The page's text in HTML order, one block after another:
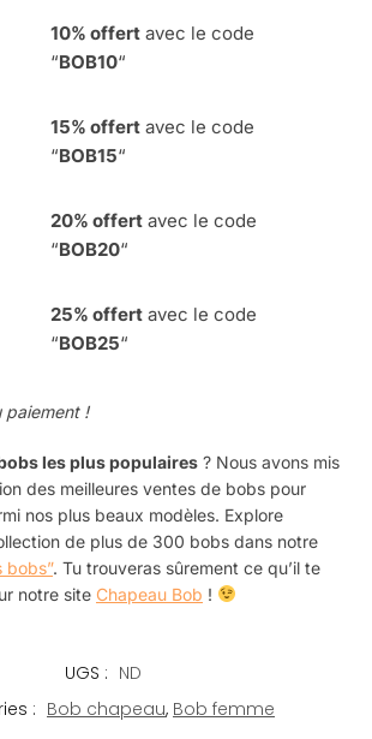
10% offert avec le code
“BOB10“
15% offert avec le code
“BOB15“
20% offert avec le code
“BOB20“
25% offert avec le code
“BOB25“
paiement !
les plus populaires ? Nous avons mis
des meilleures ventes de bobs pour
nos plus beaux modèles. Explore
de plus de 300 bobs dans notre
bobs”. Tu trouveras sûrement ce qu’il te
notre site Chapeau Bob !
UGS : ND
: Bob chapeau, Bob femme